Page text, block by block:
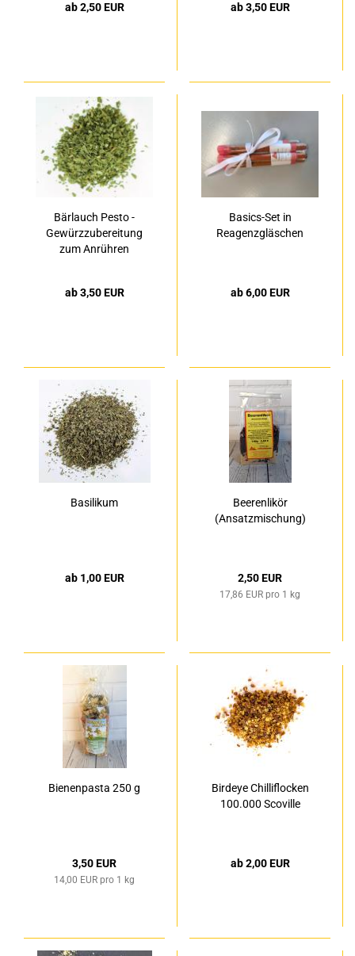
ab 2,50 EUR ab 3,50 EUR
Bärlauch Pesto -
Gewürzzubereitung
zum Anrühren
ab 3,50 EUR
Basics-Set in
Reagenzgläschen
ab 6,00 EUR
Basilikum
ab 1,00 EUR
Beerenlikör
(Ansatzmischung)
2,50 EUR
17,86 EUR pro 1 kg
Bienenpasta 250 g
3,50 EUR
14,00 EUR pro 1 kg
Birdeye Chilliflocken
100.000 Scoville
ab 2,00 EUR